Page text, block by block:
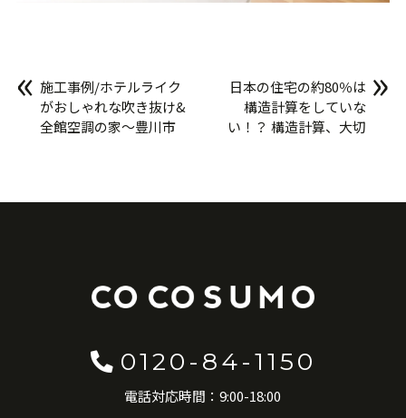
« 施工事例/ホテルライク
がおしゃれな吹き抜け&
全館空調の家〜豊川市
日本の住宅の約80％は
構造計算をしていな
い！？ 構造計算、大切
»
0120-84-1150
電話対応時間：9:00-18:00